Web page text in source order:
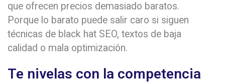
que ofrecen precios demasiado baratos.
Porque lo barato puede salir caro si siguen
técnicas de black hat SEO, textos de baja
calidad o mala optimización.
Te nivelas con la competencia